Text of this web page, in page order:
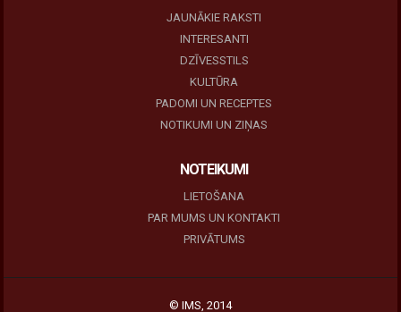
JAUNĀKIE RAKSTI
INTERESANTI
DZĪVESSTILS
KULTŪRA
PADOMI UN RECEPTES
NOTIKUMI UN ZIŅAS
NOTEIKUMI
LIETOŠANA
PAR MUMS UN KONTAKTI
PRIVĀTUMS
© IMS, 2014